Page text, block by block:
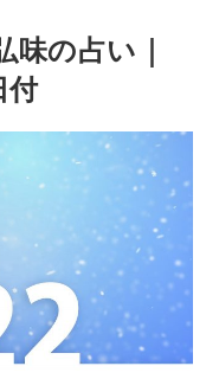
の占い｜
付